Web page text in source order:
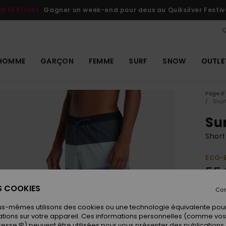
FESTIVAL Gagner un week-end pour deux au Quiksilver
GARÇON FEMME SURF SNOW
Page
ECO-
COOKIES
mêmes utilisons des cookies ou une technologie équivalente
sur votre appareil. Ces informations personnelles (comme